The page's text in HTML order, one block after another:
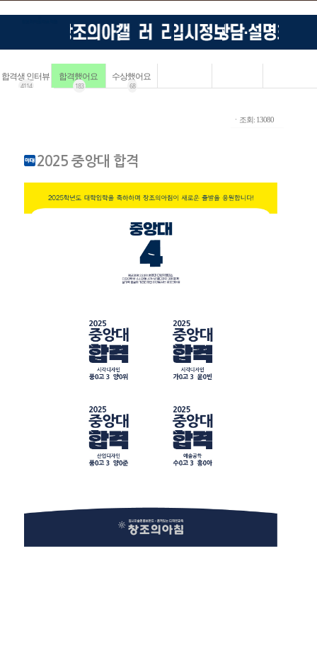
합격생 인터뷰
4114
합격했어요
183
수상했어요
68
ㆍ조회: 13080
2025 중앙대 합격